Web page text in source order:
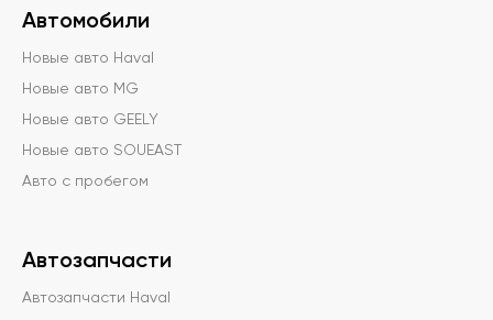
Автомобили
Новые авто Haval
Новые авто MG
Новые авто GEELY
Новые авто SOUEAST
Авто с пробегом
Автозапчасти
Автозапчасти Haval